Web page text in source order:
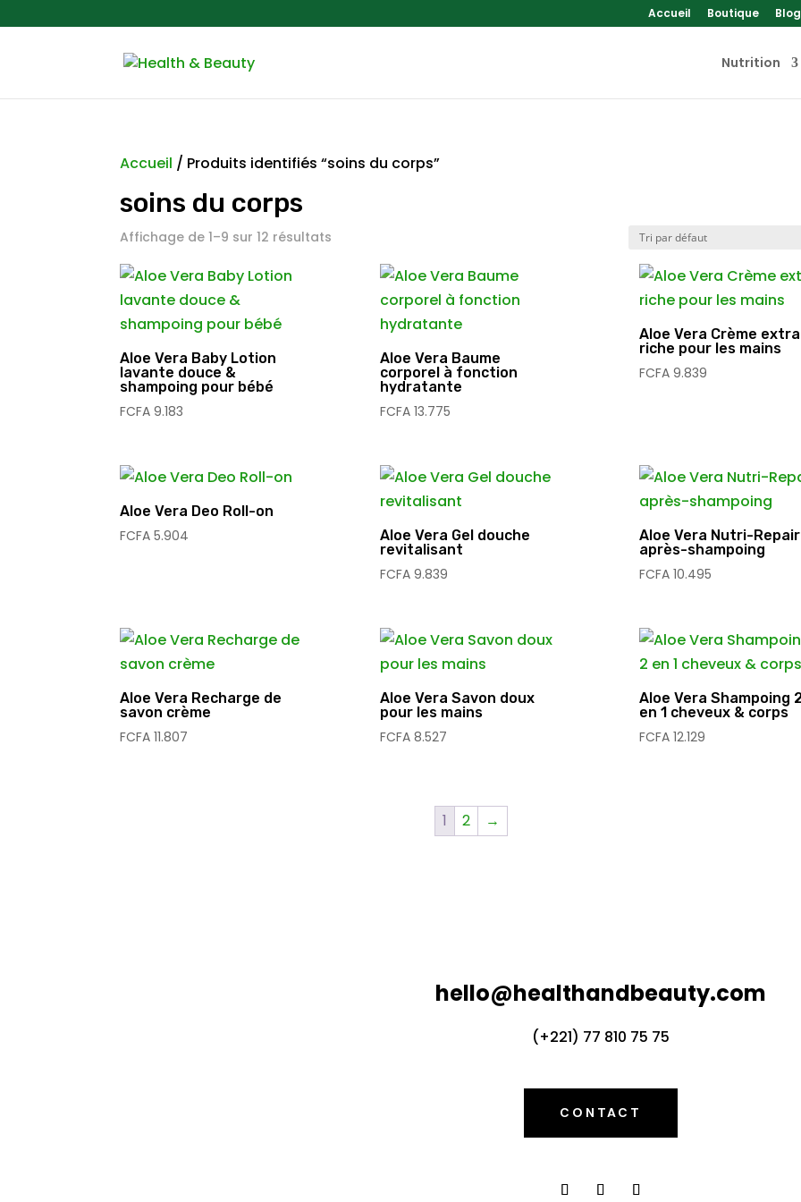
Accueil Boutique Blog
Nutrition
Accueil / Produits identifiés “soins du corps”
soins du corps
Affichage de 1–9 sur 12 résultats
Aloe Vera Baby Lotion
lavante douce &
shampoing pour bébé
FCFA 9.183
Aloe Vera Baume
corporel à fonction
hydratante
FCFA13.775
Aloe Vera Crème extra
riche pour les mains
FCFA 9.839
Aloe Vera Deo Roll-on
FCFA 5.904
Aloe Vera Gel douche
revitalisant
FCFA9.839
Aloe Vera Nutri-Repair
après-shampoing
FCFA 10.495
Aloe Vera Recharge de
savon crème
FCFA 11.807
Aloe Vera Savon doux
pour les mains
FCFA8.527
Aloe Vera Shampoing
en 1 cheveux & corps
FCFA 12.129
1 2 →
hello@healthandbeauty.com
(+221) 77 810 75 75
CONTACT